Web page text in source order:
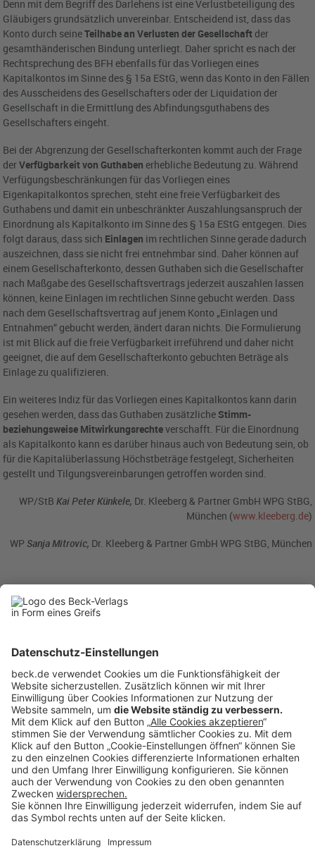
Denn mit dem Begriff des Darlehens ist eine Verlustbeteiligung des
Gläubigers grundsätzlich unvereinbar. Entscheidend ist, dass das
Konto durch seineTeilhabe an Verlusten der Gesellschaft der
gesamthänderischen Bindung unterliegt. Daher spricht es nach der
Rechtsprechung des BFH ebenfalls für das Vorliegen eines
Kapitalkontos im Sinne des § 15a EStG, wenn das Konto in den Fällen
des Ausscheidens des Gesellschafters oder der Liquidation der
Gesellschaft in die Ermittlung des Abfindungsguthabens des
Gesellschafters eingeht.
Bei der Abgrenzung der Gesellschafterkonten kommt auch der Frage
derVerfügbarkeit von Guthaben erhebliche Bedeutung zu. Während
Verfügungsbeschränkungen für das Vorliegen eines
Eigenkapitalkontos sprechen, steht eine freie Verfügbarkeit des
Guthabens und damit ein unbeschränkter Auszahlungsanspruch der
Einordnung als Kapitalkonto im Sinne des § 15a EStG entgegen. Dies
folgt daraus, dass sich Einlagen im rechtlichen Sinne gerade dadurch
auszeichnen, dass sie nicht frei entnehmbar sind. Daher können auf
einem Gesellschafterkonto, dessen Guthaben sich die Gesellschafter
nach Maßgabe des Gesellschaftsvertrags jederzeit auszahlen lassen
können, keine Einlagen im rechtlichen Sinne gebucht werden. Dass
nach dem Gesellschaftsvertrag auf jenem Konto „Einlagen und
Entnahmen“ gebucht werden, ändert daran nichts. Die Formulierung
ist mit Blick auf die freie Verfügbarkeit irreführend und daher nicht
geeignet, die auf dem Gesellschafterkonto gebuchten Beträge als
Einlage zu qualifizieren.
Ein weiteres Indiz für das Vorliegen eines Kapitalkontos kann darin
gesehen werden, dass das Guthaben zusätzliche Stimm-
beziehungsweise Mitwirkungsrechteverschafft. Für die Einordnung
als Kapitalkonto kann es darüber hinaus auch von Bedeutung sein, ob
für die Kapitalüberlassung Höchstbeträge festgelegt, Sicherheiten
gestellt und Tilgungsvereinbarungen getroffen worden sind.
WP/StB Kai Peter Künkele, Dr. Kleeberg & Partner GmbH WPG StBG,
München (www.kleeberg.de)
WP Sanja Mitrovic, Dr. Kleeberg & Partner GmbH WPG StBG, München
BC 8/2025
Rubriken
Menü
Anzeigen